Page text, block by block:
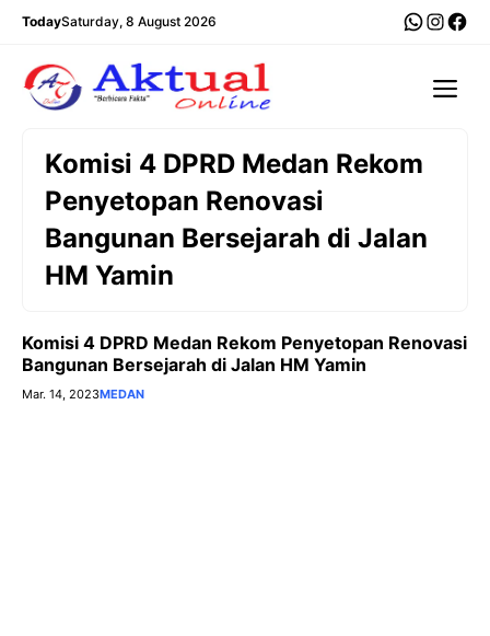
Langsung
TodaySaturday, 8 August 2026
Komisi 4 DPRD Medan Rekom
Penyetopan Renovasi
Bangunan Bersejarah di Jalan
HM Yamin
Komisi 4 DPRD Medan Rekom Penyetopan Renovasi
Bangunan Bersejarah di Jalan HM Yamin
Mar. 14, 2023MEDAN